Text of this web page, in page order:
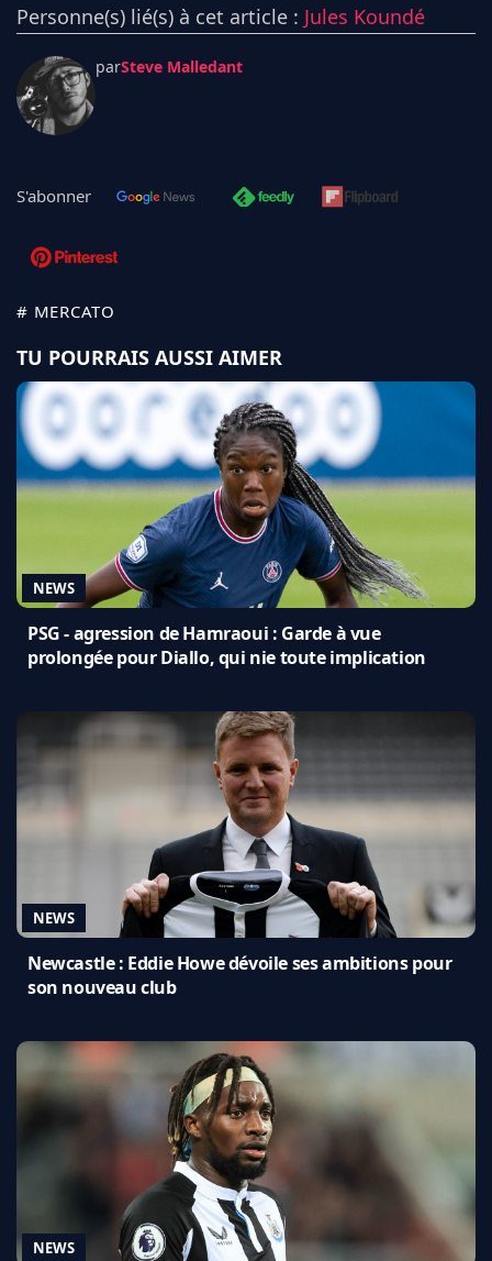
Personne(s) lié(s) à cet article : Jules Koundé
parSteve Malledant
S'abonner
# MERCATO
TU POURRAIS AUSSI AIMER
NEWS
PSG - agression de Hamraoui : Garde à vue
prolongée pour Diallo, qui nie toute implication
NEWS
Newcastle : Eddie Howe dévoile ses ambitions pour
son nouveau club
NEWS